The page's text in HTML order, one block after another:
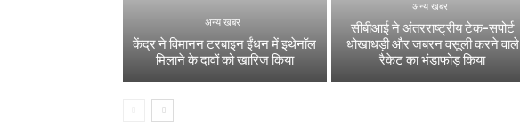
अन्य खबर
केंद्र ने विमानन टरबाइन ईंधन में इथेनॉल
मिलाने के दावों को खारिज किया
अन्य खबर
सीबीआई ने अंतरराष्ट्रीय टेक-सपोर्ट
धोखाधड़ी और जबरन वसूली करने वाले
रैकेट का भंडाफोड़ किया